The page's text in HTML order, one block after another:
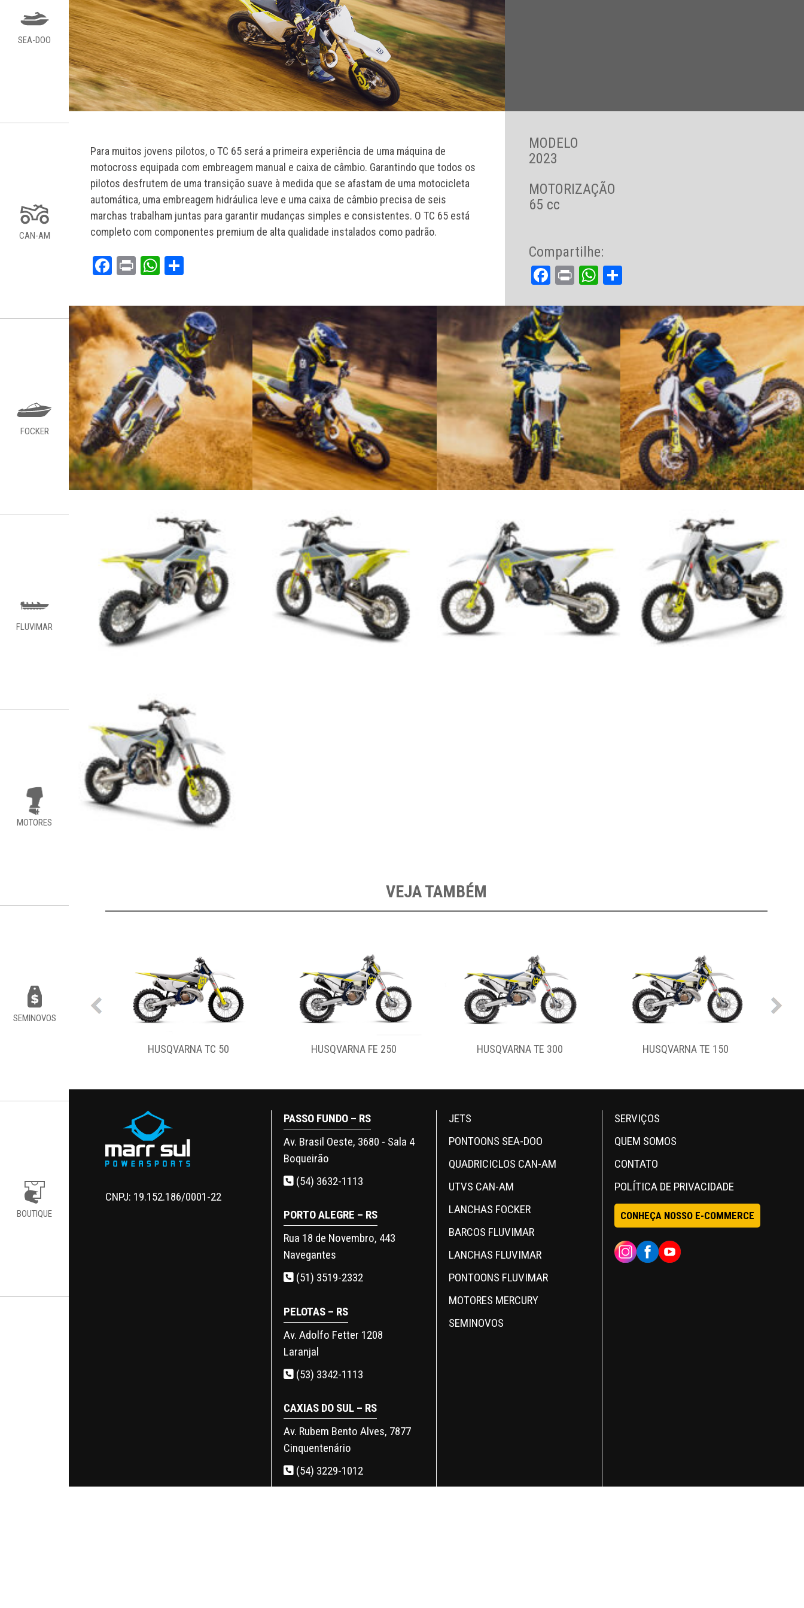
SEA-DOO
CAN-AM
FOCKER
FLUVIMAR
MOTORES
SEMINOVOS
BOUTIQUE
Para muitos jovens pilotos, o TC 65 será a primeira experiência de uma máquina de
motocross equipada com embreagem manual e caixa de câmbio. Garantindo que todos os
pilotos desfrutem de uma transição suave à medida que se afastam de uma motocicleta
automática, uma embreagem hidráulica leve e uma caixa de câmbio precisa de seis
marchas trabalham juntas para garantir mudanças simples e consistentes. O TC 65 está
completo com componentes premium de alta qualidade instalados como padrão.
Facebook
PrintWhatsApp
MODELO
2023
MOTORIZAÇÃO
65 cc
Compartilhe:
Facebook
PrintWhatsApp
VEJA TAMBÉM
HUSQVARNA FE 250 HUSQVARNA TE 300 HUSQVARNA TE 150 HUSQVARNA 701 ENDURO
CNPJ: 19.152.186/0001-22
PASSO FUNDO – RS
Av. Brasil Oeste, 3680 - Sala 4
Boqueirão
(54) 3632-1113
PORTO ALEGRE – RS
Rua 18 de Novembro, 443
Navegantes
(51) 3519-2332
PELOTAS – RS
Av. Adolfo Fetter 1208
Laranjal
(53) 3342-1113
CAXIAS DO SUL – RS
Av. Rubem Bento Alves, 7877
Cinquentenário
(54) 3229-1012
JETS
PONTOONS SEA-DOO
QUADRICICLOS CAN-AM
UTVS CAN-AM
LANCHAS FOCKER
BARCOS FLUVIMAR
LANCHAS FLUVIMAR
PONTOONS FLUVIMAR
MOTORES MERCURY
SEMINOVOS
SERVIÇOS
QUEM SOMOS
CONTATO
POLÍTICA DE PRIVACIDADE
CONHEÇA NOSSO E-COMMERCE
INSTAGRAM
FACEBOOK
YOUTUBE